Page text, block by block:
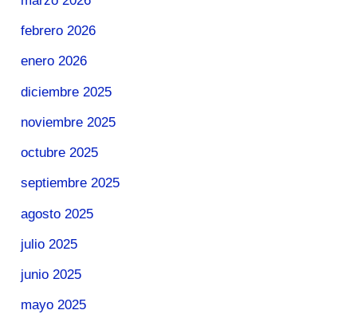
febrero 2026
enero 2026
diciembre 2025
noviembre 2025
octubre 2025
septiembre 2025
agosto 2025
julio 2025
junio 2025
mayo 2025